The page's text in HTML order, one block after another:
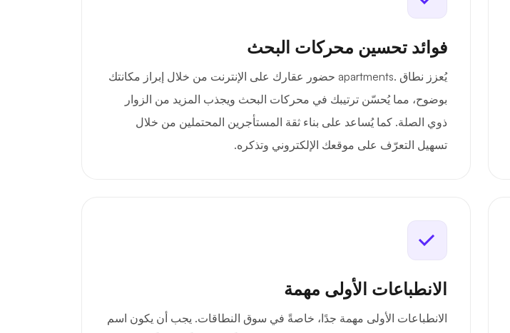
فوائد تحسين محركات البحث
يُعزز نطاق .apartments حضور عقارك على الإنترنت من خلال إبراز مكانتك
بوضوح، مما يُحسّن ترتيبك في محركات البحث ويجذب المزيد من الزوار
ذوي الصلة. كما يُساعد على بناء ثقة المستأجرين المحتملين من خلال
تسهيل التعرّف على موقعك الإلكتروني وتذكره.
الانطباعات الأولى مهمة
الانطباعات الأولى مهمة جدًا، خاصةً في سوق النطاقات. يجب أن يكون اسم